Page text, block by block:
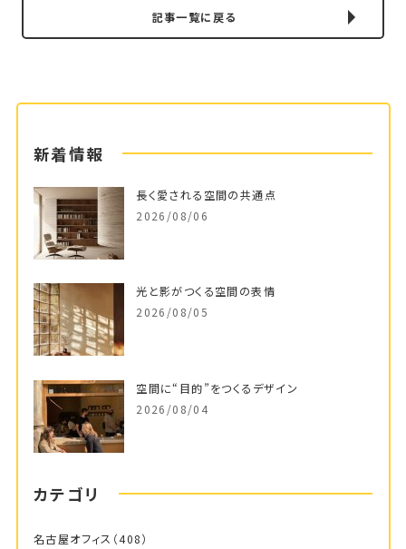
記事一覧に戻る
新着情報
長く愛される空間の共通点
2026/08/06
光と影がつくる空間の表情
2026/08/05
空間に“目的”をつくるデザイン
2026/08/04
カテゴリ
名古屋オフィス （408）